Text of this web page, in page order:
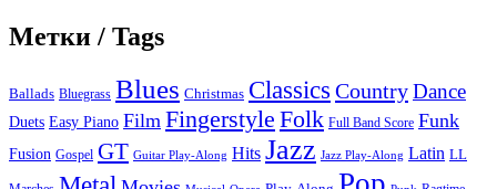
Метки / Tags
Ballads Bluegrass Blues Christmas Classics CountryDance
Duets Easy Piano Film Fingerstyle Folk Full Band Score Funk
Fusion Gospel GT Guitar Play-Along Hits Jazz Jazz Play-Along Latin LL